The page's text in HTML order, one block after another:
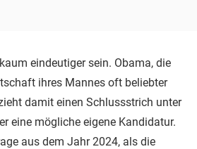
eindeutiger sein. Obama, die
ihres Mannes oft beliebter
damit einen Schlussstrich unter
eine mögliche eigene Kandidatur.
aus dem Jahr 2024, als die